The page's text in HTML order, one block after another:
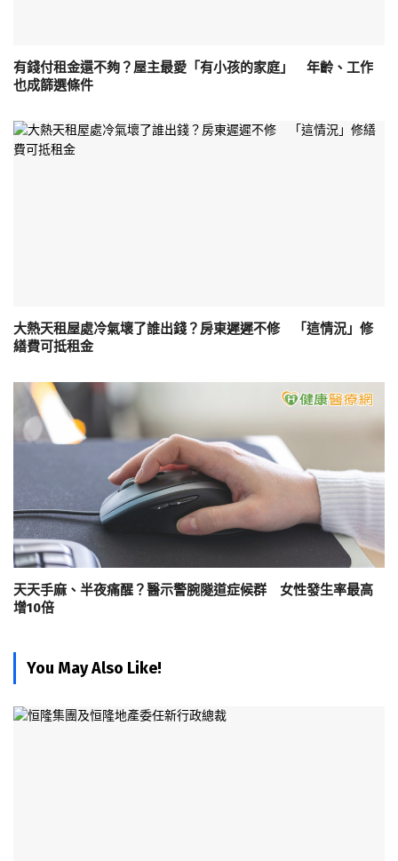
有錢付租金還不夠？屋主最愛「有小孩的家庭」 年齡、工作
也成篩選條件
大熱天租屋處冷氣壞了誰出錢？房東遲遲不修 「這情況」修
繕費可抵租金
天天手麻、半夜痛醒？醫示警腕隧道症候群 女性發生率最高
增10倍
You May Also Like!